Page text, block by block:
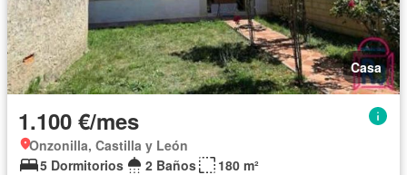
Casa
1.100 €/mes
Onzonilla, Castilla y León
5 Dormitorios
2 Baños
180 m²